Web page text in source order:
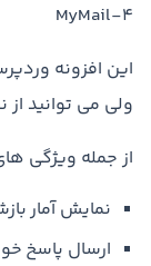
۴-MyMail
این افزونه
ولی می توانید از
از جمله ویژگی
نمایش آمار
ارسال پاسخ